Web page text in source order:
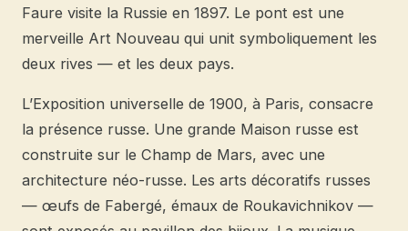
Faure visite la Russie en 1897. Le pont est une
merveille Art Nouveau qui unit symboliquement les
deux rives — et les deux pays.
L’Exposition universelle de 1900, à Paris, consacre
la présence russe. Une grande Maison russe est
construite sur le Champ de Mars, avec une
architecture néo-russe. Les arts décoratifs russes
— œufs de Fabergé, émaux de Roukavichnikov —